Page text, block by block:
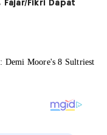
Fajar/Fikri Dapat